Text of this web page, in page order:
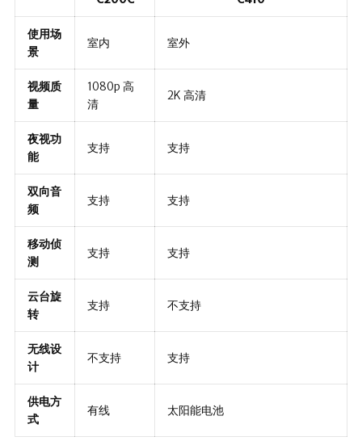
使用场
景
室内 室外
视频质
量
1080p 高
清
2K 高清
夜视功
能
支持 支持
双向音
频
支持 支持
移动侦
测
支持 支持
云台旋
转
支持 不支持
无线设
计
不支持 支持
供电方
式
有线 太阳能电池